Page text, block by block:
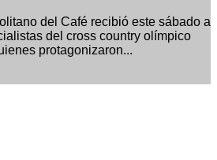
del Café recibió este sábado a
del cross country olímpico
protagonizaron...